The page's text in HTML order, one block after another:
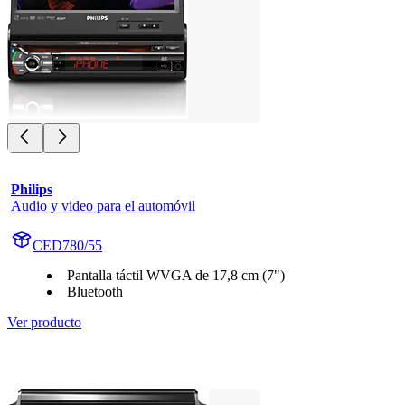
Philips
Audio y video para el automóvil
CED780/55
Pantalla táctil WVGA de 17,8 cm (7")
Bluetooth
Ver producto